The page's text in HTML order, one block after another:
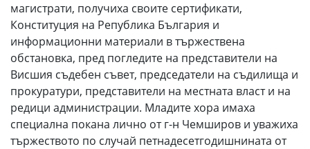
магистрати, получиха своите сертификати,
Конституция на Република България и
информационни материали в тържествена
обстановка, пред погледите на представители на
Висшия съдебен съвет, председатели на съдилища и
прокуратури, представители на местната власт и на
редици администрации. Младите хора имаха
специална покана лично от г-н Чемширов и уважиха
тържеството по случай петнадесетгодишнината от